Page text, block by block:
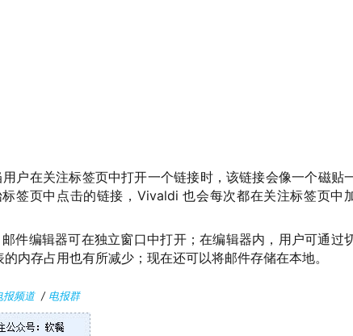
用户在关注标签页中打开一个链接时，该链接会像一个磁贴
签页中点击的链接，Vivaldi 也会每次都在关注标签页中
件编辑器可在独立窗口中打开；在编辑器内，用户可通过
内存占用也有所减少；现在还可以将邮件存储在本地。
报频道/ 电报群